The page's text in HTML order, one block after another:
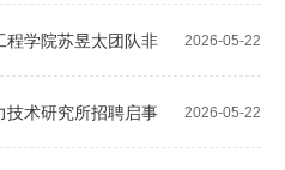
2026-05-22
程学院苏昱太团队非
2026-05-22
技术研究所招聘启事